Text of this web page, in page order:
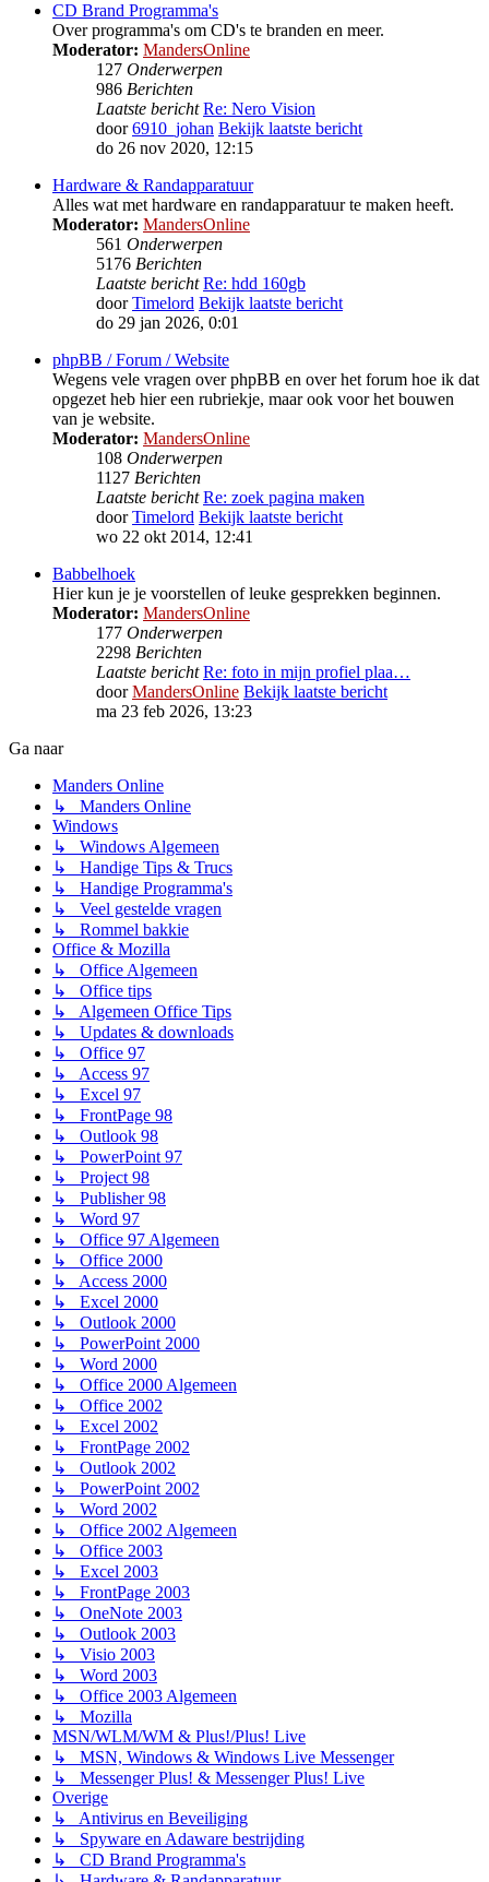
CD Brand Programma's
Over programma's om CD's te branden en meer.
Moderator: MandersOnline
127 Onderwerpen
986 Berichten
Laatste bericht Re: Nero Vision
door6910_johan Bekijk laatste bericht
do 26 nov 2020, 12:15
Hardware & Randapparatuur
Alles wat met hardware en randapparatuur te maken heeft.
Moderator: MandersOnline
561 Onderwerpen
5176 Berichten
Laatste bericht Re: hdd 160gb
doorTimelord Bekijk laatste bericht
do 29 jan 2026, 0:01
phpBB / Forum / Website
Wegens vele vragen over phpBB en over het forum hoe ik dat
opgezet heb hier een rubriekje, maar ook voor het bouwen
van je website.
Moderator: MandersOnline
108 Onderwerpen
1127 Berichten
Laatste bericht Re: zoek pagina maken
doorTimelord Bekijk laatste bericht
wo 22 okt 2014, 12:41
Babbelhoek
Hier kun je je voorstellen of leuke gesprekken beginnen.
Moderator: MandersOnline
177 Onderwerpen
2298 Berichten
Laatste bericht Re: foto in mijn profiel plaa…
doorMandersOnline Bekijk laatste bericht
ma 23 feb 2026, 13:23
Ga naar
Manders Online
↳ Manders Online
Windows
↳ Windows Algemeen
↳ Handige Tips & Trucs
↳ Handige Programma's
↳ Veel gestelde vragen
↳ Rommel bakkie
Office & Mozilla
↳ Office Algemeen
↳ Office tips
↳ Algemeen Office Tips
↳ Updates & downloads
↳ Office 97
↳ Access 97
↳ Excel 97
↳ FrontPage 98
↳ Outlook 98
↳ PowerPoint 97
↳ Project 98
↳ Publisher 98
↳ Word 97
↳ Office 97 Algemeen
↳ Office 2000
↳ Access 2000
↳ Excel 2000
↳ Outlook 2000
↳ PowerPoint 2000
↳ Word 2000
↳ Office 2000 Algemeen
↳ Office 2002
↳ Excel 2002
↳ FrontPage 2002
↳ Outlook 2002
↳ PowerPoint 2002
↳ Word 2002
↳ Office 2002 Algemeen
↳ Office 2003
↳ Excel 2003
↳ FrontPage 2003
↳ OneNote 2003
↳ Outlook 2003
↳ Visio 2003
↳ Word 2003
↳ Office 2003 Algemeen
↳ Mozilla
MSN/WLM/WM & Plus!/Plus! Live
↳ MSN, Windows & Windows Live Messenger
↳ Messenger Plus! & Messenger Plus! Live
Overige
↳ Antivirus en Beveiliging
↳ Spyware en Adaware bestrijding
↳ CD Brand Programma's